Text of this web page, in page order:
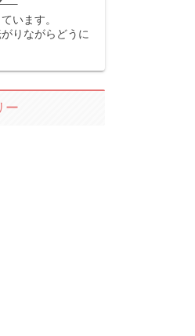
います。
りながらどうに
ー